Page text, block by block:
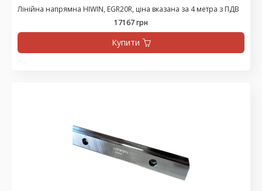
Лінійна напрямна HIWIN, EGR20R, ціна вказана за 4 метра з ПДВ
17167 грн
Купити